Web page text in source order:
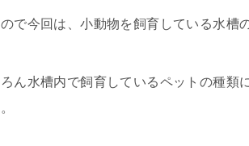
で今回は、小動物を飼育している水槽
ろん水槽内で飼育しているペットの種類